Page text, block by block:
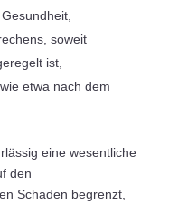
soweit
ist,
etwa nach dem
eine wesentliche
den
Schaden begrenzt,